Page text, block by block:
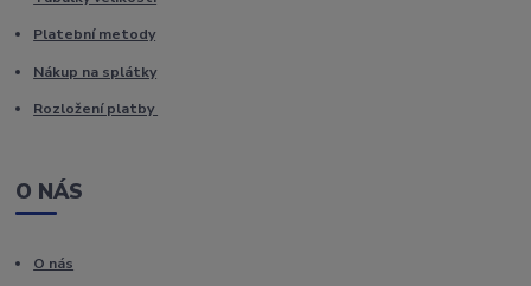
Platební metody
Nákup na splátky
Rozložení platby
O NÁS
O nás